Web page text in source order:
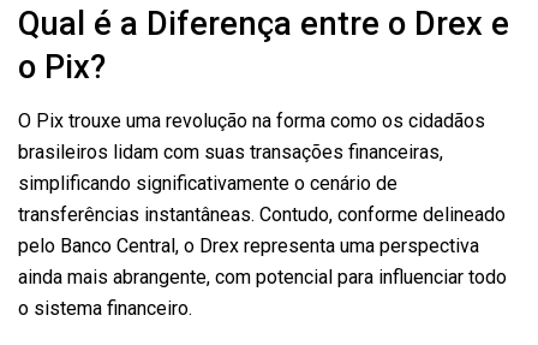
Qual é a Diferença entre o Drex e
o Pix?
O Pix trouxe uma revolução na forma como os cidadãos
brasileiros lidam com suas transações financeiras,
simplificando significativamente o cenário de
transferências instantâneas. Contudo, conforme delineado
pelo Banco Central, o Drex representa uma perspectiva
ainda mais abrangente, com potencial para influenciar todo
o sistema financeiro.